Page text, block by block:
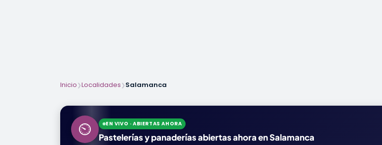
Inicio❯Localidades❯Salamanca
⏲ EN VIVO · ABIERTAS AHORA
Pastelerías y panaderías abiertas ahora en Salamanca